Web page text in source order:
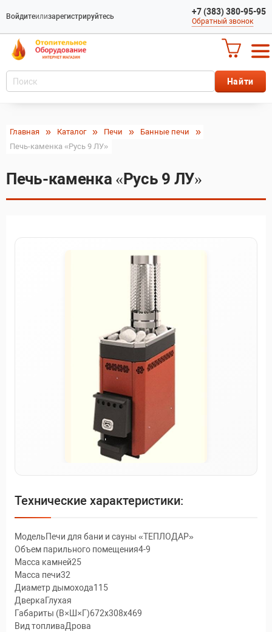
Войдитеилизарегистрируйтесь +7 (383) 380-95-95
Обратный звонок
Главная Каталог Печи
Банные печи
Печь-каменка «Русь 9 ЛУ»
Печь-каменка «Русь 9 ЛУ»
Технические характеристики:
МодельПечи для бани и сауны «ТЕПЛОДАР»
Объем парильного помещения4-9
Масса камней25
Масса печи32
Диаметр дымохода115
ДверкаГлухая
Габариты (В×Ш×Г)672х308х469
Вид топливаДрова